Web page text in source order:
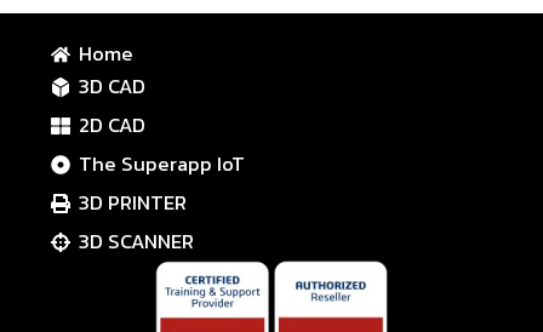
Home
3D CAD
2D CAD
The Superapp IoT
3D PRINTER
3D SCANNER